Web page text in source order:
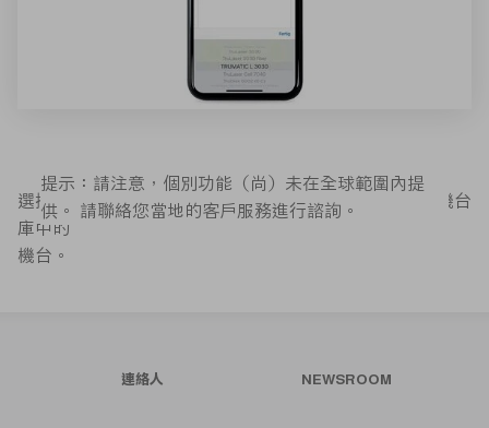
選擇報告原因和您的機台，含機台編號。此時會顯示您機台
庫中的
機台。
提示：請注意，個別功能（尚）未在全球範圍內提
供。 請聯絡您當地的客戶服務進行諮詢。
連絡人 NEWSROOM